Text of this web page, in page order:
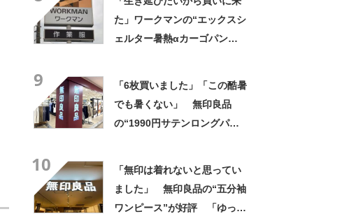
た」ワークマンの“エックスシ
ェルター暑熱αカーゴパン
9
「6枚買いました」「この酷暑
でも暑くない」 無印良品
の“1990円サテンロングパン
10
「無印は着れないと思ってい
ました」 無印良品の“五分袖
ワンピース”が好評 「ゆった